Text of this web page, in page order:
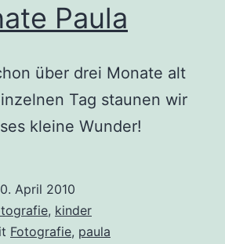
Paula
über drei Monate alt
Tag staunen wir
kleine Wunder!
April 2010
, kinder
Fotografie, paula